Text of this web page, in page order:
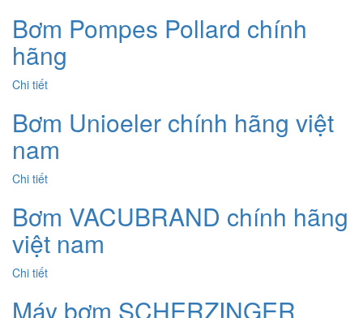
Bơm Pompes Pollard chính
hãng
Chi tiết
Bơm Unioeler chính hãng việt
nam
Chi tiết
Bơm VACUBRAND chính hãng
việt nam
Chi tiết
Máy bơm SCHERZINGER